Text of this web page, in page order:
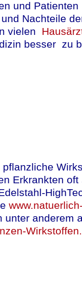
hilft das
lesen(in
Internal
lesen(in
und Patienten
Nachteile
vielen
besser zu
pflanzliche
Erkrankten
unter anderem
Wirkstoffen.